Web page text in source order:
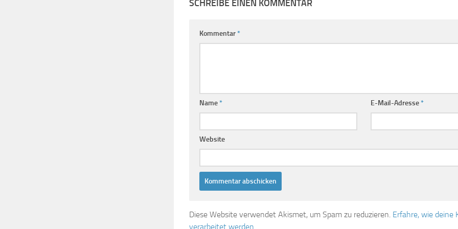
SCHREIBE EINEN KOMMENTAR
Kommentar*
Name* E-Mail-Adresse*
Website
Diese Website verwendet Akismet, um Spam zu reduzieren. Erfahre, wie deine
verarbeitet werden.